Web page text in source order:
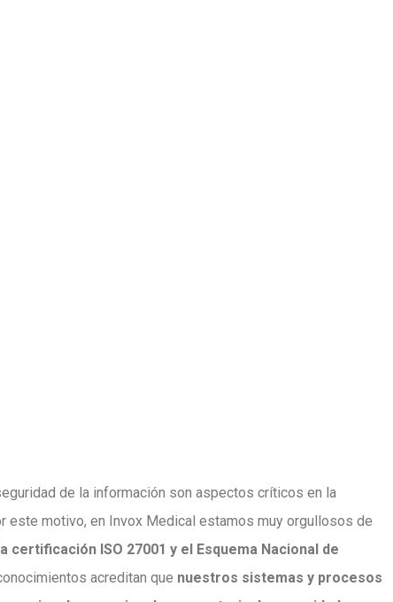
de la información son aspectos críticos en la
este motivo, en Invox Medical estamos muy orgullosos de
certificación ISO 27001 y el Esquema Nacional de
acreditan que nuestros sistemas y procesos